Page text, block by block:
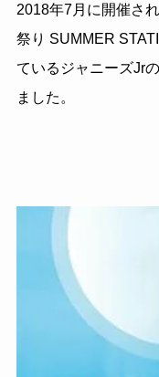
2018年7月に開催さ
祭り SUMMER
ているジャニーズJr
ました。